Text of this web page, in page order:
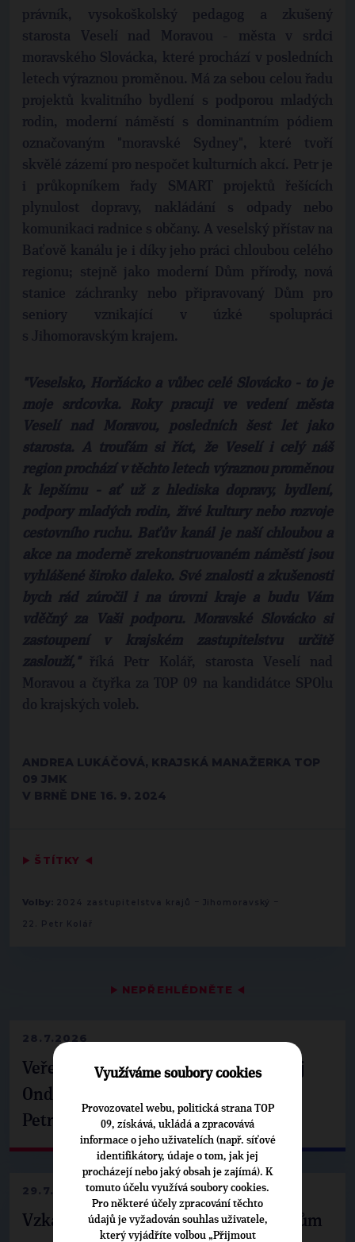
▶ NEPŘEHLÉDNĚTE ◀
28.7.2026
Veřejné finance, euro i školství. Matěj
Ondřej Havel jednal s prezidentem
Petrem Pavlem
29.7.2026
Vzkaz Matěje Ondřeje Havla příznivcům
právník, vysokoškolský pedagog a zkušený
starosta Veselí nad Moravou - města v srdci
moravského Slovácka, které prochází v posledních
letech výraznou proměnou. Má za sebou celou řadu
projektů kvalitního bydlení s podporou mladých
rodin, moderní náměstí s dominantním pódiem
označovaným "moravské Sydney", které tvoří
skvělé zázemí pro nespočet kulturních akcí. Petr je
i průkopníkem řady SMART projektů řešících
plynulost dopravy, nakládání s odpady nebo
komunikaci radnice s občany. A veselský přístav na
Baťově kanálu je i díky jeho práci chloubou celého
regionu; stejně jako moderní Dům přírody, nová
stanice záchranky nebo připravovaný Dům pro
seniory vznikající v úzké spolupráci
s Jihomoravským krajem.
"Veselsko, Horňácko a vůbec celé Slovácko - to je
moje srdcovka. Roky pracuji ve vedení města
Veselí nad Moravou, posledních šest let jako
starosta. A troufám si říct, že Veselí i celý náš
region prochází v těchto letech výraznou proměnou
k lepšímu - ať už z hlediska dopravy, bydlení,
podpory mladých rodin, živé kultury nebo rozvoje
cestovního ruchu. Baťův kanál je naší chloubou a
akce na moderně zrekonstruovaném náměstí jsou
vyhlášené široko daleko. Své znalosti a zkušenosti
bych rád zúročil i na úrovni kraje a budu Vám
vděčný za Vaši podporu. Moravské Slovácko si
zastoupení v krajském zastupitelstvu určitě
zaslouží,"
říká Petr Kolář, starosta Veselí nad
Moravou a čtyřka za TOP 09 na kandidátce SPOlu
do krajských voleb.
ANDREA LUKÁČOVÁ, KRAJSKÁ MANAŽERKA TOP
09 JMK
V BRNĚ DNE 16. 9. 2024
▶ ŠTÍTKY ◀
Volby: 2024 zastupitelstva krajů - Jihomoravský -
22. Petr Kolář
Využíváme soubory cookies
Provozovatel webu, politická strana TOP
09, získává, ukládá a zpracovává
informace o jeho uživatelích (např. síťové
identifikátory, údaje o tom, jak jej
procházejí nebo jaký obsah je zajímá). K
tomuto účelu využívá soubory cookies.
Pro některé účely zpracování těchto
údajů je vyžadován souhlas uživatele,
který vyjádříte volbou „Přijmout